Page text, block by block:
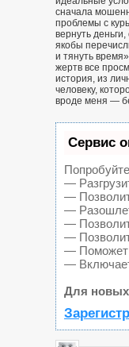
сначала
проблемы с
вернуть
якобы
и тянуть
жертв все
история, из
человеку,
вроде меня —
Сервис
—
— Позволит
—
— Позволит
—
— Поможет
—
Для новых